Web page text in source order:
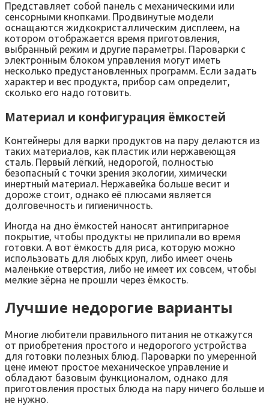
Представляет собой панель с механическими или
сенсорными кнопками. Продвинутые модели
оснащаются жидкокристаллическим дисплеем, на
котором отображается время приготовления,
выбранный режим и другие параметры. Пароварки с
электронным блоком управления могут иметь
несколько предустановленных программ. Если задать
характер и вес продукта, прибор сам определит,
сколько его надо готовить.
Материал и конфигурация ёмкостей
Контейнеры для варки продуктов на пару делаются из
таких материалов, как пластик или нержавеющая
сталь. Первый лёгкий, недорогой, полностью
безопасный с точки зрения экологии, химически
инертный материал. Нержавейка больше весит и
дороже стоит, однако её плюсами является
долговечность и гигиеничность.
Иногда на дно ёмкостей наносят антипригарное
покрытие, чтобы продукты не прилипали во время
готовки. А вот ёмкость для риса, которую можно
использовать для любых круп, либо имеет очень
маленькие отверстия, либо не имеет их совсем, чтобы
мелкие зёрна не прошли через ёмкость.
Лучшие недорогие варианты
Многие любители правильного питания не откажутся
от приобретения простого и недорогого устройства
для готовки полезных блюд. Пароварки по умеренной
цене имеют простое механическое управление и
обладают базовым функционалом, однако для
приготовления простых блюда на пару ничего больше и
не нужно.